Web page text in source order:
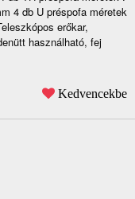
4 db U préspofa méretek
erőkar,
használható, fej
Kedvencekbe